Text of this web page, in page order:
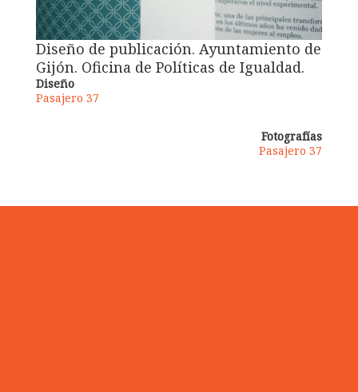
Diseño de publicación. Ayuntamiento de
Gijón. Oficina de Políticas de Igualdad.
Diseño
Pasajero 37
Fotografías
Pasajero 37